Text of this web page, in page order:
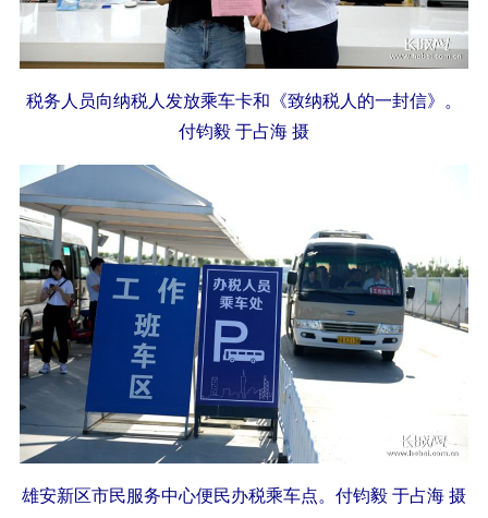
税务人员向纳税人发放乘车卡和《致纳税人的一封信》。
付钧毅 于占海 摄
雄安新区市民服务中心便民办税乘车点。付钧毅 于占海 摄